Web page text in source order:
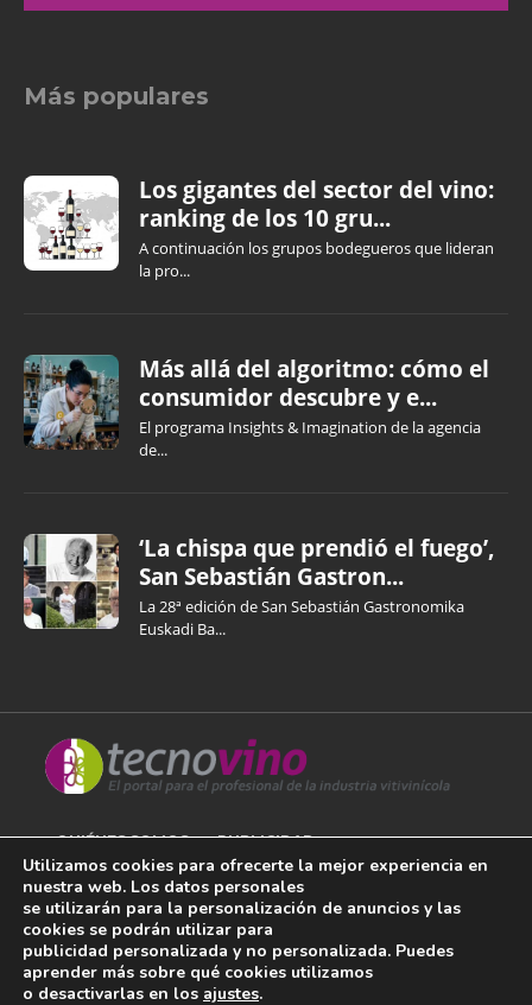
Más populares
Los gigantes del sector del vino:
ranking de los 10 gru...
A continuación los grupos bodegueros que lideran
la pro...
Más allá del algoritmo: cómo el
consumidor descubre y e...
El programa Insights & Imagination de la agencia
de...
‘La chispa que prendió el fuego’,
San Sebastián Gastron...
La 28ª edición de San Sebastián Gastronomika
Euskadi Ba...
QUIÉNES SOMOS PUBLICIDAD
AVISO LEGAL
POLÍTICA DE COOKIES
POLÍTICA DE PRIVACIDAD
Utilizamos cookies para ofrecerte la mejor experiencia en
nuestra web. Los datos personales
se utilizarán para la personalización de anuncios y las
cookies se podrán utilizar para
publicidad personalizada y no personalizada. Puedes
aprender más sobre qué cookies utilizamos
o desactivarlas en los ajustes.